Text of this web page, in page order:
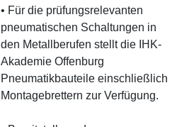
• Für die prüfungsrelevanten
pneumatischen Schaltungen in
den Metallberufen stellt die IHK-
Akademie Offenburg
Pneumatikbauteile einschließlich
Montagebrettern zur Verfügung.